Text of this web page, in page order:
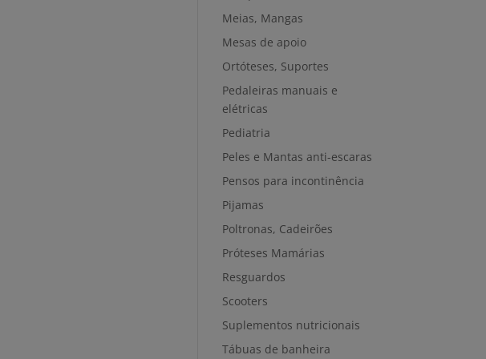
Meias, Mangas
Mesas de apoio
Ortóteses, Suportes
Pedaleiras manuais e
elétricas
Pediatria
Peles e Mantas anti-escaras
Pensos para incontinência
Pijamas
Poltronas, Cadeirões
Próteses Mamárias
Resguardos
Scooters
Suplementos nutricionais
Tábuas de banheira